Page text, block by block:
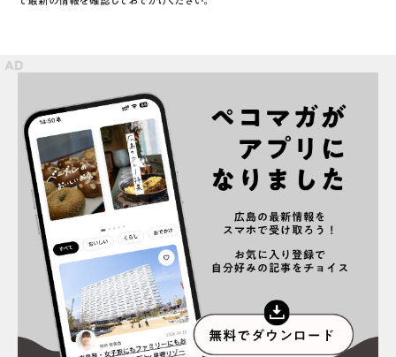
プライバシーポリシー インフォマティブデータポリシー
お問合せ 利用規約